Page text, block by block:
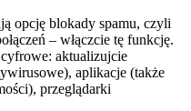
opcję blokady spamu, czyli
– włączcie tę funkcję.
aktualizujcie
aplikacje (także
przeglądarki